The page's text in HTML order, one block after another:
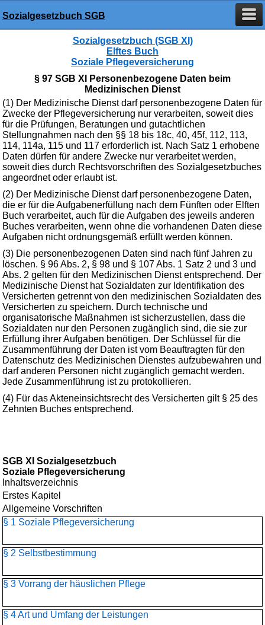
Sozialgesetzbuch SGB
Sozialgesetzbuch (SGB XI)
Elftes Buch
Soziale Pflegeversicherung
§ 97 SGB XI Personenbezogene Daten beim
Medizinischen Dienst
(1) Der Medizinische Dienst darf personenbezogene Daten für
Zwecke der Pflegeversicherung nur verarbeiten, soweit dies
für die Prüfungen, Beratungen und gutachtlichen
Stellungnahmen nach den §§ 18 bis 18c, 40, 45f, 112, 113,
114, 114a, 115 und 117 erforderlich ist. Nach Satz 1 erhobene
Daten dürfen für andere Zwecke nur verarbeitet werden,
soweit dies durch Rechtsvorschriften des Sozialgesetzbuches
angeordnet oder erlaubt ist.
(2) Der Medizinische Dienst darf personenbezogene Daten,
die er für die Aufgabenerfüllung nach dem Fünften oder Elften
Buch verarbeitet, auch für die Aufgaben des jeweils anderen
Buches verarbeiten, wenn ohne die vorhandenen Daten diese
Aufgaben nicht ordnungsgemäß erfüllt werden können.
(3) Die personenbezogenen Daten sind nach fünf Jahren zu
löschen. § 96 Abs. 2, § 98 und § 107 Abs. 1 Satz 2 und 3 und
Abs. 2 gelten für den Medizinischen Dienst entsprechend. Der
Medizinische Dienst hat Sozialdaten zur Identifikation des
Versicherten getrennt von den medizinischen Sozialdaten des
Versicherten zu speichern. Durch technische und
organisatorische Maßnahmen ist sicherzustellen, dass die
Sozialdaten nur den Personen zugänglich sind, die sie zur
Erfüllung ihrer Aufgaben benötigen. Der Schlüssel für die
Zusammenführung der Daten ist vom Beauftragten für den
Datenschutz des Medizinischen Dienstes aufzubewahren und
darf anderen Personen nicht zugänglich gemacht werden.
Jede Zusammenführung ist zu protokollieren.
(4) Für das Akteneinsichtsrecht des Versicherten gilt § 25 des
Zehnten Buches entsprechend.
SGB XI Sozialgesetzbuch
Soziale Pflegeversicherung
Inhaltsverzeichnis
Erstes Kapitel
Allgemeine Vorschriften
§ 1 Soziale Pflegeversicherung
§ 2 Selbstbestimmung
§ 3 Vorrang der häuslichen Pflege
§ 4 Art und Umfang der Leistungen